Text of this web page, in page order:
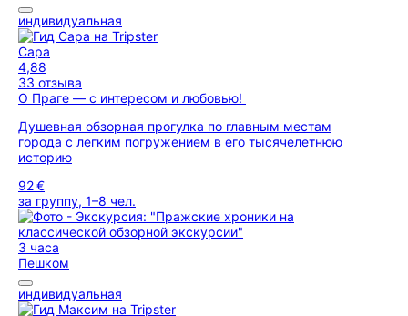
индивидуальная
Сара
4,88
33 отзыва
О Праге — с интересом и любовью!
Душевная обзорная прогулка по главным местам
города с легким погружением в его тысячелетнюю
историю
92 €
за группу, 1–8 чел.
3 часа
Пешком
индивидуальная